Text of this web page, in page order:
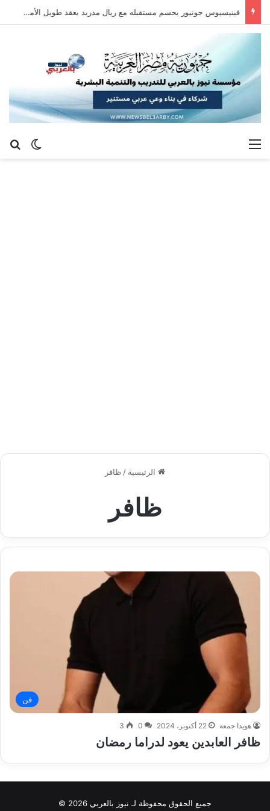
فينيسيوس جونيور يحسم مستقبله مع ريال مدريد بعقد طويل الأمد حتى 2032
الوضع القائمة
الرئيسية /ظافر
ظافر
فن
هويدا جمعة 22 أكتوبر، 2024 0
3
ظافر العابدين يعود لدراما رمضان
جميع الحقوق محفوظة لـ نيوز بالعربي 2026 ©